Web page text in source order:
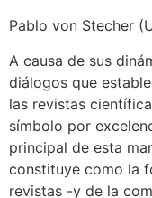
Pablo von Stecher
A causa de sus
diálogos que
las revistas
símbolo por
principal de esta
constituye como la
revistas -y de la